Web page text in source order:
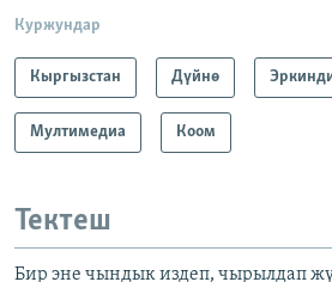
Куржундар
Кыргызстан Дүйнө
Мултимедиа Коом
Тектеш
Бир эне чындык издеп, чырылдап